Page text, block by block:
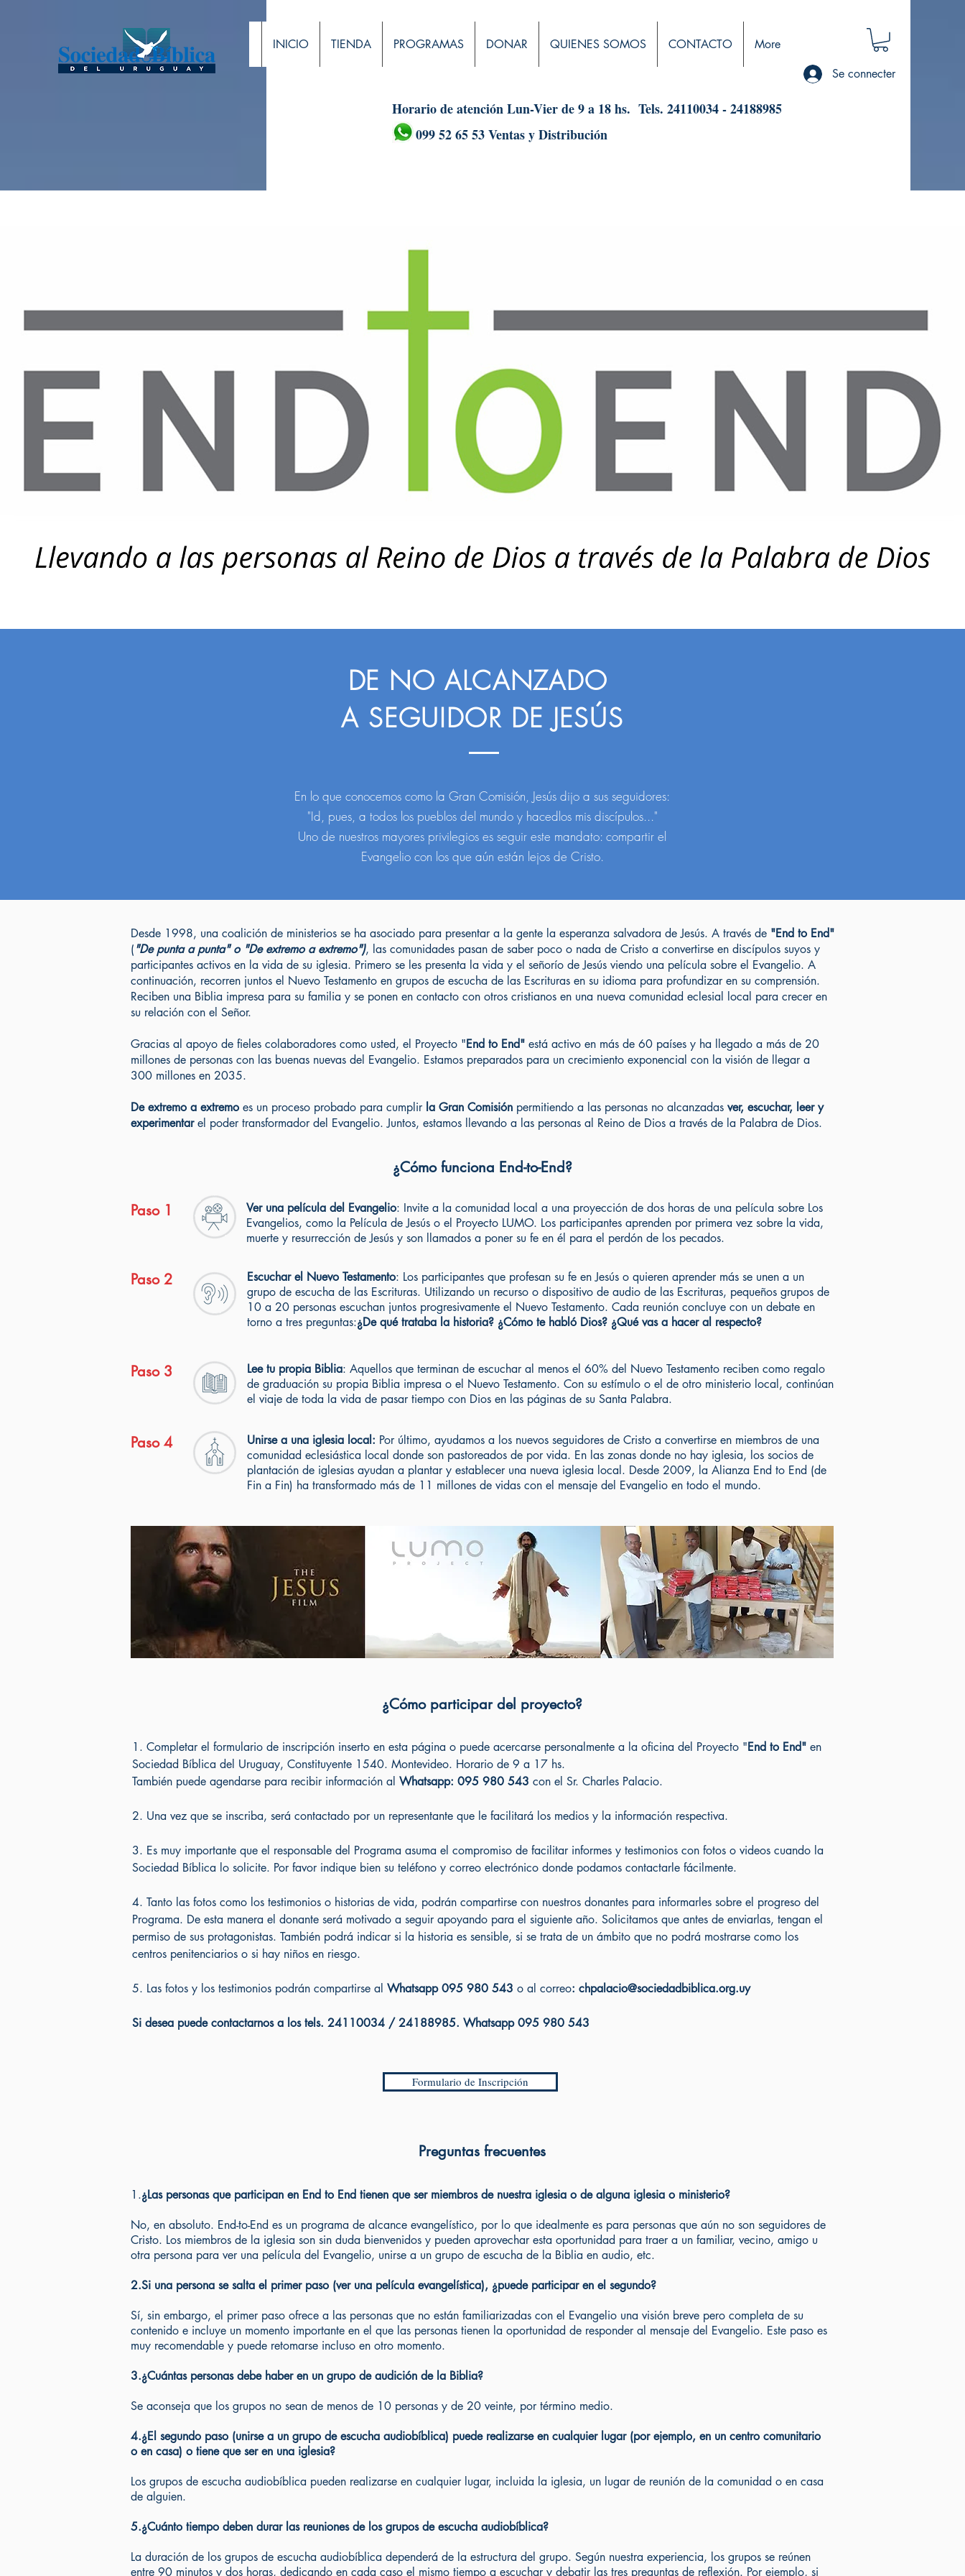
INICIO TIENDA PROGRAMAS DONAR QUIENES SOMOS CONTACTO
More
Se connecter
Horario de atención Lun-Vier de 9 a 18 hs. Tels. 24110034 - 24188985
099 52 65 53 Ventas y Distribución
DE NO ALCANZADO
A SEGUIDOR DE JESÚS
En lo que conocemos como la Gran Comisión, Jesús dijo a sus seguidores:
"Id, pues, a todos los pueblos del mundo y hacedlos mis discípulos..."
Uno de nuestros mayores privilegios es seguir este mandato: compartir el
Evangelio con los que aún están lejos de Cristo.
Desde 1998, una coalición de ministerios se ha asociado para presentar a la gente la esperanza salvadora de Jesús. A través de "End to End"
("De punta a punta" o "De extremo a extremo"), las comunidades pasan de saber poco o nada de Cristo a convertirse en discípulos suyos y
participantes activos en la vida de su iglesia. Primero se les presenta la vida y el señorío de Jesús viendo una película sobre el Evangelio. A
continuación, recorren juntos el Nuevo Testamento en grupos de escucha de las Escrituras en su idioma para profundizar en su comprensión.
Reciben una Biblia impresa para su familia y se ponen en contacto con otros cristianos en una nueva comunidad eclesial local para crecer en
su relación con el Señor.
Gracias al apoyo de fieles colaboradores como usted, el Proyecto "End to End" está activo en más de 60 países y ha llegado a más de 20
millones de personas con las buenas nuevas del Evangelio. Estamos preparados para un crecimiento exponencial con la visión de llegar a
300 millones en 2035.
De extremo a extremo es un proceso probado para cumplir la Gran Comisión permitiendo a las personas no alcanzadas ver, escuchar, leer y
experimentarel poder transformador del Evangelio. Juntos, estamos llevando a las personas al Reino de Dios a través de la Palabra de Dios.
Ver una película del Evangelio: Invite a la comunidad local a una proyección de dos horas de una película sobre Los
Evangelios, como la Película de Jesús o el Proyecto LUMO. Los participantes aprenden por primera vez sobre la vida,
muerte y resurrección de Jesús y son llamados a poner su fe en él para el perdón de los pecados.
¿Cómo funciona End-to-End?
Paso 1
Paso 2 Escuchar el Nuevo Testamento: Los participantes que profesan su fe en Jesús o quieren aprender más se unen a un
grupo de escucha de las Escrituras. Utilizando un recurso o dispositivo de audio de las Escrituras, pequeños grupos de
10 a 20 personas escuchan juntos progresivamente el Nuevo Testamento. Cada reunión concluye con un debate en
torno a tres preguntas:¿De qué trataba la historia? ¿Cómo te habló Dios? ¿Qué vas a hacer al respecto?
Paso 3 Lee tu propia Biblia: Aquellos que terminan de escuchar al menos el 60% del Nuevo Testamento reciben como regalo
de graduación su propia Biblia impresa o el Nuevo Testamento. Con su estímulo o el de otro ministerio local, continúan
el viaje de toda la vida de pasar tiempo con Dios en las páginas de su Santa Palabra.
Paso 4 Unirse a una iglesia local: Por último, ayudamos a los nuevos seguidores de Cristo a convertirse en miembros de una
comunidad eclesiástica local donde son pastoreados de por vida. En las zonas donde no hay iglesia, los socios de
plantación de iglesias ayudan a plantar y establecer una nueva iglesia local. Desde 2009, la Alianza End to End (de
Fin a Fin) ha transformado más de 11 millones de vidas con el mensaje del Evangelio en todo el mundo.
¿Cómo participar del proyecto?
1. Completar el formulario de inscripción inserto en esta página o puede acercarse personalmente a la oficina del Proyecto "End to End" en
Sociedad Bíblica del Uruguay, Constituyente 1540. Montevideo. Horario de 9 a 17 hs.
También puede agendarse para recibir información al Whatsapp: 095 980 543 con el Sr. Charles Palacio.
2. Una vez que se inscriba, será contactado por un representante que le facilitará los medios y la información respectiva.
3. Es muy importante que el responsable del Programa asuma el compromiso de facilitar informes y testimonios con fotos o videos cuando la
Sociedad Bíblica lo solicite. Por favor indique bien su teléfono y correo electrónico donde podamos contactarle fácilmente.
4. Tanto las fotos como los testimonios o historias de vida, podrán compartirse con nuestros donantes para informarles sobre el progreso del
Programa. De esta manera el donante será motivado a seguir apoyando para el siguiente año. Solicitamos que antes de enviarlas, tengan el
permiso de sus protagonistas. También podrá indicar si la historia es sensible, si se trata de un ámbito que no podrá mostrarse como los
centros penitenciarios o si hay niños en riesgo.
5. Las fotos y los testimonios podrán compartirse al Whatsapp 095 980 543 o al correo: chpalacio@sociedadbiblica.org.uy
Si desea puede contactarnos a los tels. 24110034 / 24188985. Whatsapp 095 980 543
Formulario de Inscripción
1.¿Las personas que participan en End to End tienen que ser miembros de nuestra iglesia o de alguna iglesia o ministerio?
No, en absoluto. End-to-End es un programa de alcance evangelístico, por lo que idealmente es para personas que aún no son seguidores de
Cristo. Los miembros de la iglesia son sin duda bienvenidos y pueden aprovechar esta oportunidad para traer a un familiar, vecino, amigo u
otra persona para ver una película del Evangelio, unirse a un grupo de escucha de la Biblia en audio, etc.
2.Si una persona se salta el primer paso (ver una película evangelística), ¿puede participar en el segundo?
Sí, sin embargo, el primer paso ofrece a las personas que no están familiarizadas con el Evangelio una visión breve pero completa de su
contenido e incluye un momento importante en el que las personas tienen la oportunidad de responder al mensaje del Evangelio. Este paso es
muy recomendable y puede retomarse incluso en otro momento.
3.¿Cuántas personas debe haber en un grupo de audición de la Biblia?
Se aconseja que los grupos no sean de menos de 10 personas y de 20 veinte, por término medio.
4.¿El segundo paso (unirse a un grupo de escucha audiobíblica) puede realizarse en cualquier lugar (por ejemplo, en un centro comunitario
o en casa) o tiene que ser en una iglesia?
Los grupos de escucha audiobíblica pueden realizarse en cualquier lugar, incluida la iglesia, un lugar de reunión de la comunidad o en casa
de alguien.
5.¿Cuánto tiempo deben durar las reuniones de los grupos de escucha audiobíblica?
La duración de los grupos de escucha audiobíblica dependerá de la estructura del grupo. Según nuestra experiencia, los grupos se reúnen
entre 90 minutos y dos horas, dedicando en cada caso el mismo tiempo a escuchar y debatir las tres preguntas de reflexión. Por ejemplo, si
Preguntas frecuentes